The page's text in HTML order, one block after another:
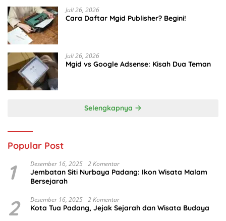
Juli 26, 2026
Cara Daftar Mgid Publisher? Begini!
Juli 26, 2026
Mgid vs Google Adsense: Kisah Dua Teman
Selengkapnya
Popular Post
1 Desember 16, 2025 2 Komentar
Jembatan Siti Nurbaya Padang: Ikon Wisata Malam
Bersejarah
2 Desember 16, 2025 2 Komentar
Kota Tua Padang, Jejak Sejarah dan Wisata Budaya